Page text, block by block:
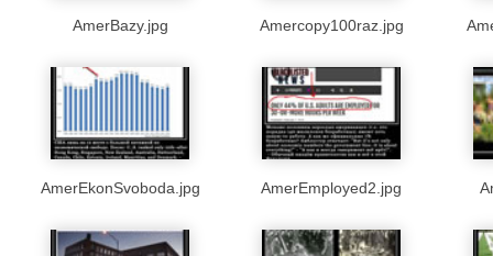
AmerBazy.jpg Amercopy100raz.jpg
AmerEkonSvoboda.jpg AmerEmployed2.jpg